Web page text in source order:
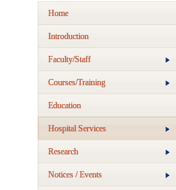
Home
Introduction
Faculty/Staff
Courses/Training
Education
Hospital Services
Research
Notices / Events